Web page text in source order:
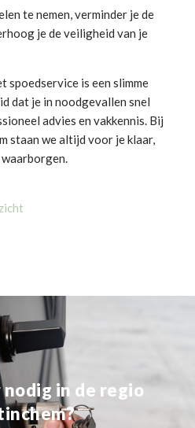
te nemen, verminder je de
je de veiligheid van je
spoedservice is een slimme
dat je in noodgevallen snel
advies en vakkennis. Bij
staan we altijd voor je klaar,
in de regio